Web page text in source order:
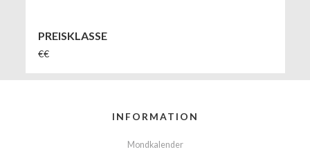
PREISKLASSE
€€
INFORMATION
Mondkalender